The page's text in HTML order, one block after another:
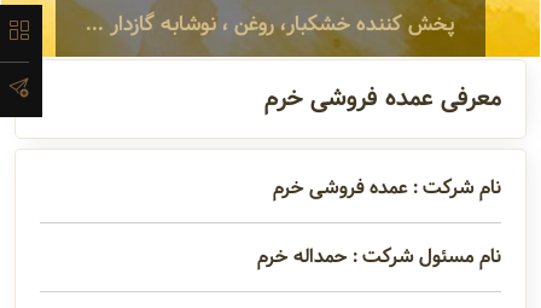
پخش کننده خشکبار، روغن ، نوشابه گازدار ...
آدرس و
اطلاعات
تماس
مدیران و
مسئولین
معرفی عمده فروشی خرم
نام شرکت : عمده فروشی خرم
نام مسئول شرکت : حمداله خرم